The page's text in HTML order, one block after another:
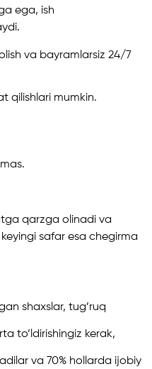
ega, ish
va bayramlarsiz 24/7
qilishlari mumkin.
qarzga olinadi va
safar esa chegirma
shaxslar, tug’ruq
to’ldirishingiz kerak,
va 70% hollarda ijobiy